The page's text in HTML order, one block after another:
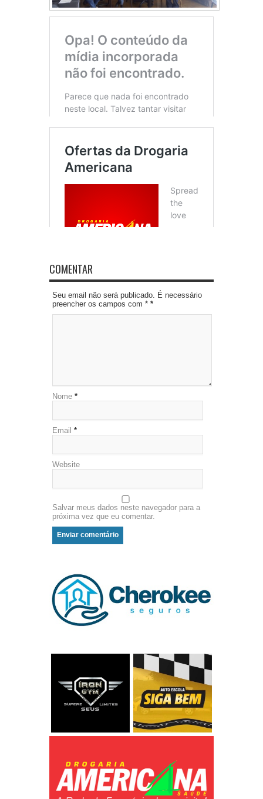
COMENTAR
Seu email não será publicado. É necessário
preencher os campos com * *
Nome *
Email *
Website
Salvar meus dados neste navegador para a
próxima vez que eu comentar.